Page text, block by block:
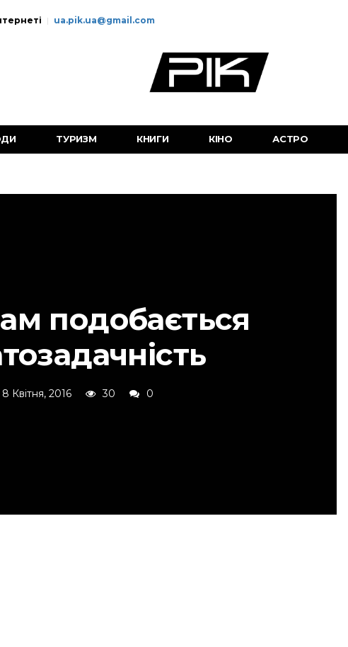
ua.pik.ua@gmail.com
ТУРИЗМ КНИГИ КІНО АСТРО
подобається
8 Квітня, 2016 30 0